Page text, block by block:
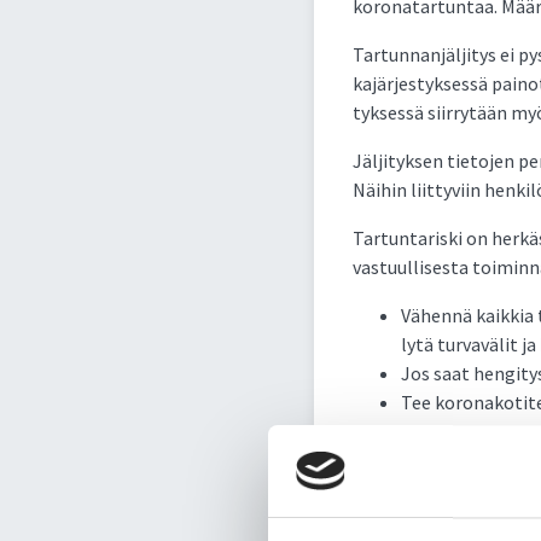
ko­ro­na­tar­tun­taa.
Tar­tun­nan­jäl­ji­tys ei
ka­jär­jes­tyk­ses­sä
tyk­ses­sä siir­ry­tään
Jäl­ji­tyk­sen tie­to­jen
Näi­hin liit­ty­viin
Tar­tun­ta­ris­ki on
vas­tuul­li­ses­ta
Vä­hen­nä
ly­tä tur­va­vä­lit ja
Jos saat
Tee
Mi­kä­li oi­reet
Po­si­tii­vi­sen